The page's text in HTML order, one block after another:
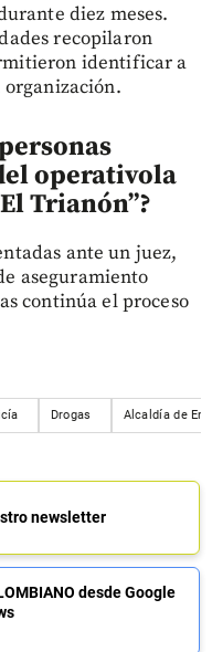
diez meses.
recopilaron
identificar a
operativola
Trianón”?
ante un juez,
aseguramiento
continúa el proceso
Drogas Alcaldía de
newsletter
desde Google